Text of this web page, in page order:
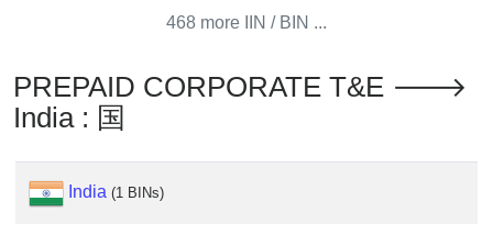
Address
?
IP
Lookup
IP
468 more IIN / BIN ...
PREPAID CORPORATE T&E 🡒
India : 国
India (1 BINs)